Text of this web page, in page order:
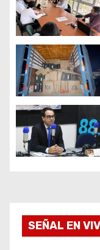
i
ó
n
d
e
e
r
a
SEÑAL EN